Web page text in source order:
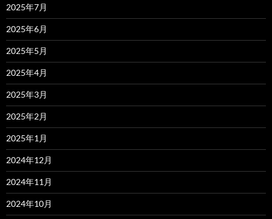
2025年7月
2025年6月
2025年5月
2025年4月
2025年3月
2025年2月
2025年1月
2024年12月
2024年11月
2024年10月